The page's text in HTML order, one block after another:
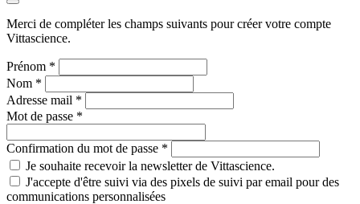
Merci de compléter les champs suivants pour créer votre compte
Vittascience.
Prénom *
Nom *
Adresse mail *
Mot de passe *
Confirmation du mot de passe *
Je souhaite recevoir la newsletter de Vittascience.
J'accepte d'être suivi via des pixels de suivi par email pour des
communications personnalisées